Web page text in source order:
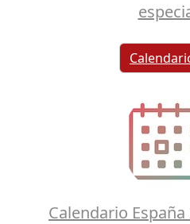
Calendario